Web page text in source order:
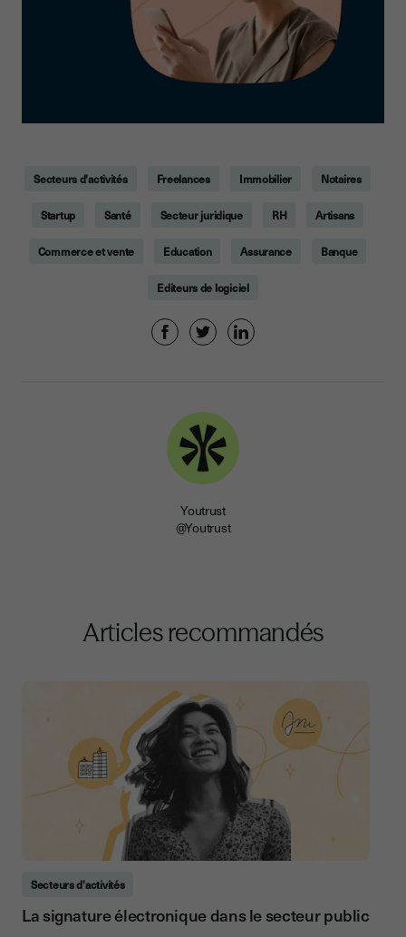
Secteurs d'activités Freelances Immobilier Notaires
Startup Santé Secteur juridique RH Artisans
Commerce et vente Education Assurance Banque
Editeurs de logiciel
Youtrust
@Youtrust
Articles recommandés
Secteurs d'activités
La signature électronique dans le secteur public